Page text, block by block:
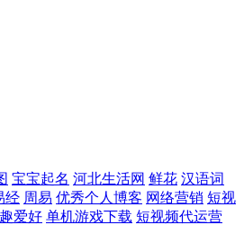
宝宝起名 河北生活网 鲜花 汉语词
经 周易 优秀个人博客 网络营销 短视
爱好 单机游戏下载 短视频代运营